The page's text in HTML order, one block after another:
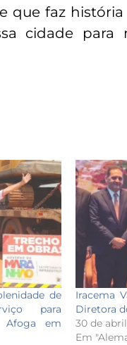
que faz
cidade para
de
para
Afoga em
Iracema
Diretora
30 de
Em